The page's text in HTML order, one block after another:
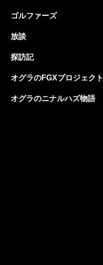
ゴルファーズ
放談
探訪記
オグラのFGXプロジェクト
オグラのニナルハズ物語